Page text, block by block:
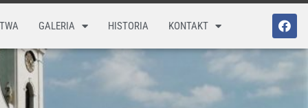
GALERIA HISTORIA KONTAKT